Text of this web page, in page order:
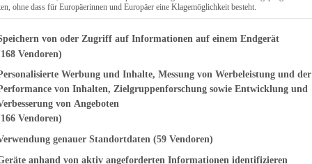
ohne dass für Europäerinnen und Europäer eine Klagemöglichkeit besteht.
finden Sie eine Liste der Zwecke des IAB Transparency and
von oder Zugriff auf Informationen auf einem Endgerät
Vendoren)
Werbung und Inhalte, Messung von Werbeleistung und der
von Inhalten, Zielgruppenforschung sowie Entwicklung und
von Angeboten
Vendoren)
genauer Standortdaten (59 Vendoren)
anhand von aktiv angeforderten Informationen identifizieren